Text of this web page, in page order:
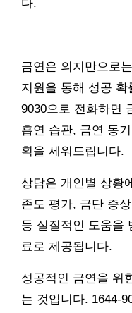
다.
금연은 의지만으로
지원을 통해 성공
9030으로 전화하면
흡연 습관, 금연 동
획을 세워드립니다.
상담은 개인별 상황
존도 평가, 금단 증
등 실질적인 도움을
료로 제공됩니다.
성공적인 금연을 위
는 것입니다. 1644-